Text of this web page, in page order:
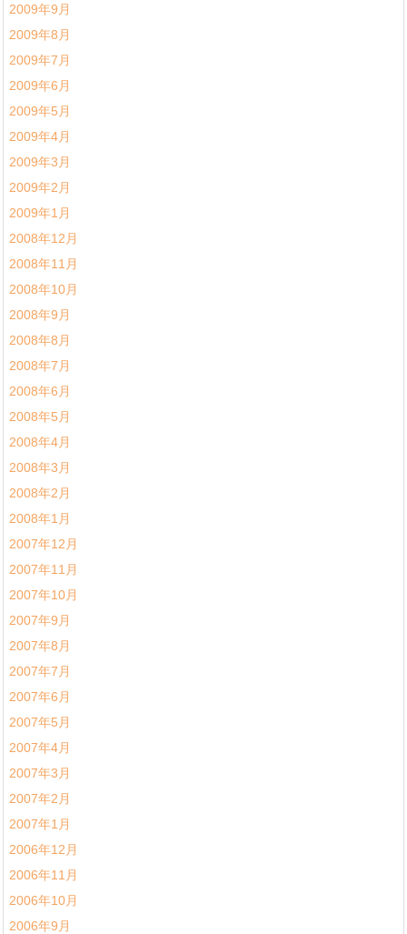
2009年9月
2009年8月
2009年7月
2009年6月
2009年5月
2009年4月
2009年3月
2009年2月
2009年1月
2008年12月
2008年11月
2008年10月
2008年9月
2008年8月
2008年7月
2008年6月
2008年5月
2008年4月
2008年3月
2008年2月
2008年1月
2007年12月
2007年11月
2007年10月
2007年9月
2007年8月
2007年7月
2007年6月
2007年5月
2007年4月
2007年3月
2007年2月
2007年1月
2006年12月
2006年11月
2006年10月
2006年9月